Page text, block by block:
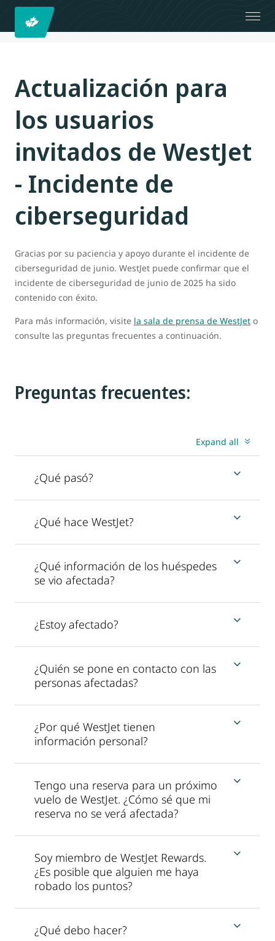
Actualización para
los usuarios
invitados de WestJet
- Incidente de
ciberseguridad
Gracias por su paciencia y apoyo durante el incidente de
ciberseguridad de junio. WestJet puede confirmar que el
incidente de ciberseguridad de junio de 2025 ha sido
contenido con éxito.
Para más información, visite la sala de prensa de WestJet o
consulte las preguntas frecuentes a continuación.
Preguntas frecuentes:
Expand all
¿Qué pasó?
¿Qué hace WestJet?
¿Qué información de los huéspedes
se vio afectada?
¿Estoy afectado?
¿Quién se pone en contacto con las
personas afectadas?
¿Por qué WestJet tienen
información personal?
Tengo una reserva para un próximo
vuelo de WestJet. ¿Cómo sé que mi
reserva no se verá afectada?
Soy miembro de WestJet Rewards.
¿Es posible que alguien me haya
robado los puntos?
¿Qué debo hacer?